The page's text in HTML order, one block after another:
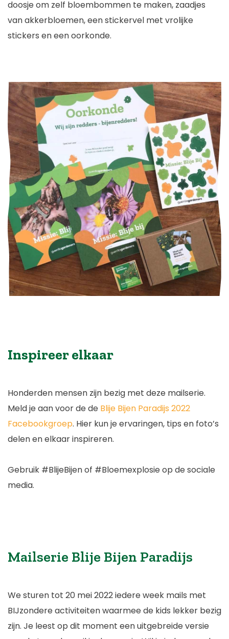
doosje om zelf bloembommen te maken, zaadjes
van akkerbloemen, een stickervel met vrolijke
stickers en een oorkonde.
Inspireer elkaar
Honderden mensen zijn bezig met deze mailserie.
Meld je aan voor de de Blije Bijen Paradijs 2022
Facebookgroep. Hier kun je ervaringen, tips en foto’s
delen en elkaar inspireren.
Gebruik #BlijeBijen of #Bloemexplosie op de sociale
media.
Mailserie Blije Bijen Paradijs
We sturen tot 20 mei 2022 iedere week mails met
BIJzondere activiteiten waarmee de kids lekker bezig
zijn. Je leest op dit moment een uitgebreide versie